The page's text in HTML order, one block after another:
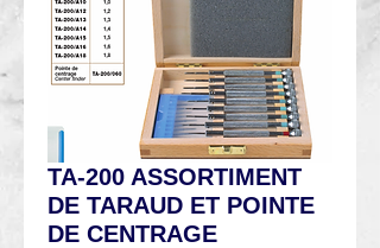
TA-200 ASSORTIMENT
DE TARAUD ET POINTE
DE CENTRAGE